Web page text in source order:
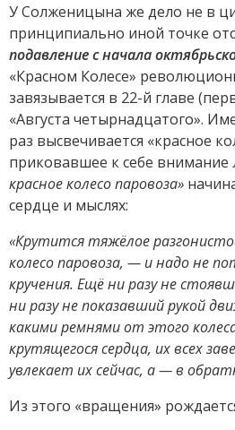
У Солженицына же дело не в
принципиально иной точке
подавление с начала
«Красном Колесе»
завязывается в 22-й главе
«Августа четырнадцатого».
раз высвечивается «красное
приковавшее к себе внимание
красное колесо паровоза»
сердце и мыслях:
«Крутится тяжёлое
колесо паровоза, — и надо не
кручения. Ещё ни разу не
ни разу не показавший рукой
какими ремнями от этого
крутящегося сердца, их всех
увлекает их сейчас, а — в
Из этого «вращения»